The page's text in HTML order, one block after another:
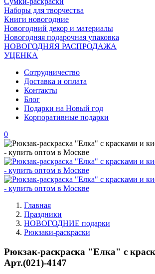
Наборы для творчества
Книги новогодние
Новогодний декор и материалы
Новогодняя подарочная упаковка
НОВОГОДНЯЯ РАСПРОДАЖА
УЦЕНКА
Сотрудничество
Доставка и оплата
Контакты
Блог
Подарки на Новый год
Корпоративные подарки
0
Главная
Праздники
НОВОГОДНИЕ подарки
Рюкзаки-раскраски
Рюкзак-раскраска "Елка" с
Арт.(021)-4147